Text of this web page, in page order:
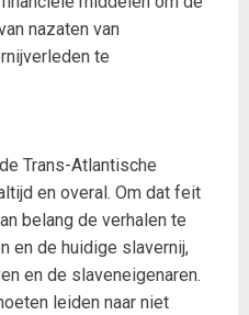
nazaten van
te
Trans-Atlantische
en overal. Om dat feit
belang de verhalen te
en de huidige slavernij,
en de slaveneigenaren.
leiden naar niet